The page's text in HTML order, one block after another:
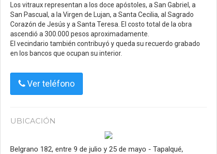
Los vitraux representan a los doce apóstoles, a San Gabriel, a
San Pascual, a la Virgen de Lujan, a Santa Cecilia, al Sagrado
Corazón de Jesús y a Santa Teresa. El costo total de la obra
ascendió a 300.000 pesos aproximadamente.
El vecindario también contribuyó y queda su recuerdo grabado
en los bancos que ocupan su interior.
Ver teléfono
UBICACIÓN
Belgrano 182, entre 9 de julio y 25 de mayo - Tapalqué,